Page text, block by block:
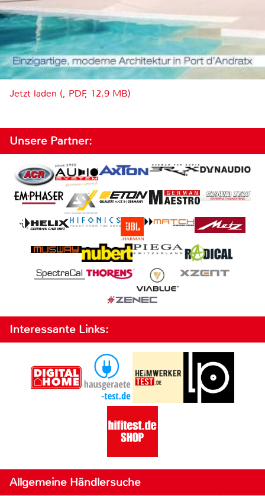
Jetzt laden (, PDF, 12.9 MB)
Unsere Partner:
Interessante Links:
Allgemeine Händlersuche